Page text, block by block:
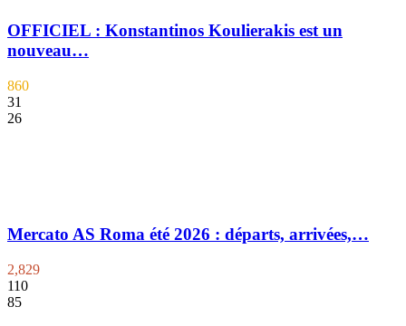
OFFICIEL : Konstantinos Koulierakis est un
nouveau…
860
31
26
Mercato AS Roma été 2026 : départs, arrivées,…
2,829
110
85